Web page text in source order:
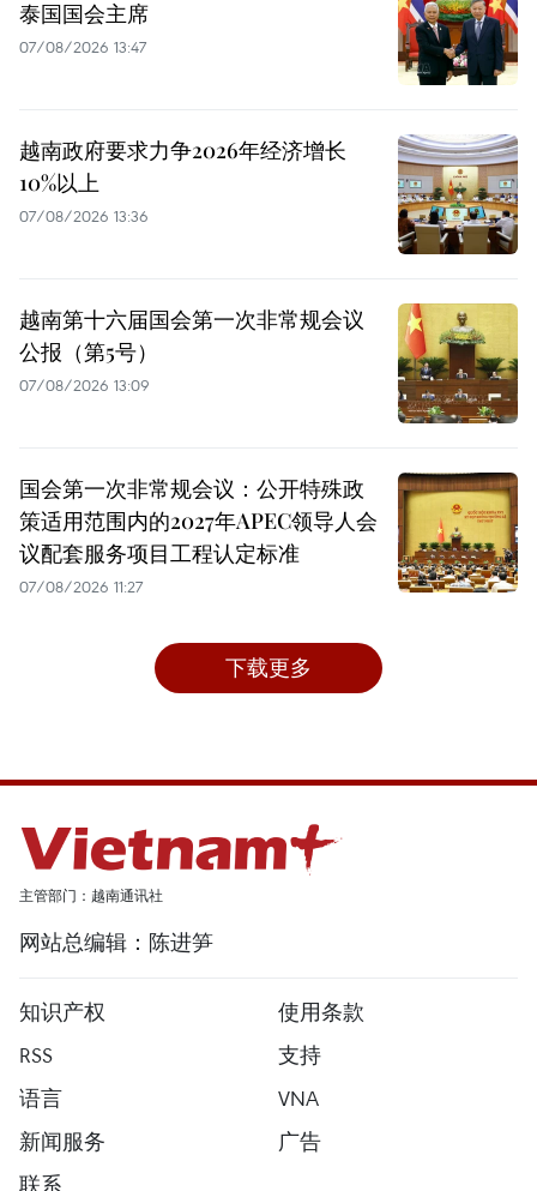
泰国国会主席
07/08/2026 13:47
越南政府要求力争2026年经济增长
10%以上
07/08/2026 13:36
越南第十六届国会第一次非常规会议
公报（第5号）
07/08/2026 13:09
国会第一次非常规会议：公开特殊政
策适用范围内的2027年APEC领导人会
议配套服务项目工程认定标准
07/08/2026 11:27
下载更多
主管部门：越南通讯社
网站总编辑：陈进笋
知识产权
使用条款
RSS
支持
语言
VNA
新闻服务
广告
联系